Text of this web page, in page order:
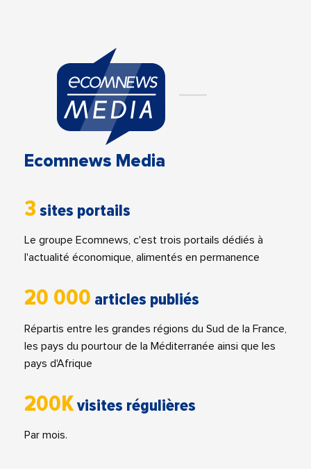
Ecomnews Media
3 sites portails
Le groupe Ecomnews, c'est trois portails dédiés à
l'actualité économique, alimentés en permanence
20 000 articles publiés
Répartis entre les grandes régions du Sud de la France,
les pays du pourtour de la Méditerranée ainsi que les
pays d'Afrique
200Kvisites régulières
Par mois.